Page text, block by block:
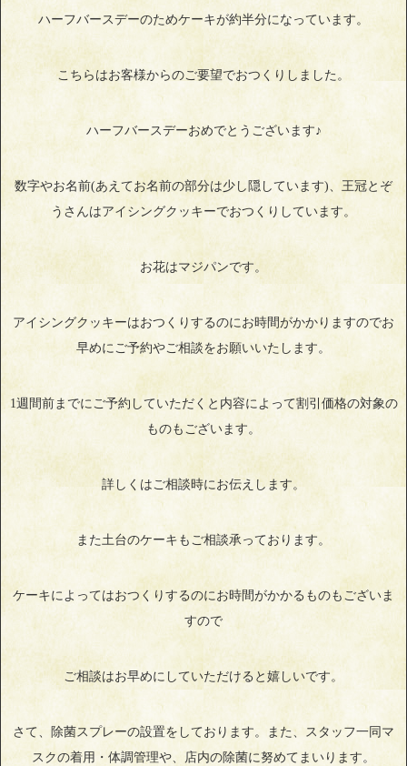
ハーフバースデーのためケーキが約半分になっています。
こちらはお客様からのご要望でおつくりしました。
ハーフバースデーおめでとうございます♪
数字やお名前(あえてお名前の部分は少し隠しています)、王冠とぞ
うさんはアイシングクッキーでおつくりしています。
お花はマジパンです。
アイシングクッキーはおつくりするのにお時間がかかりますのでお
早めにご予約やご相談をお願いいたします。
1週間前までにご予約していただくと内容によって割引価格の対象の
ものもございます。
詳しくはご相談時にお伝えします。
また土台のケーキもご相談承っております。
ケーキによってはおつくりするのにお時間がかかるものもございま
すので
ご相談はお早めにしていただけると嬉しいです。
さて、除菌スプレーの設置をしております。また、スタッフ一同マ
スクの着用・体調管理や、店内の除菌に努めてまいります。